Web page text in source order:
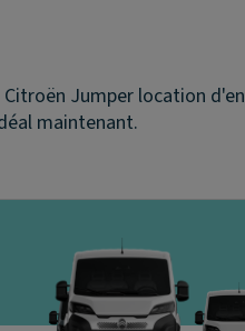
Jumper location
maintenant.